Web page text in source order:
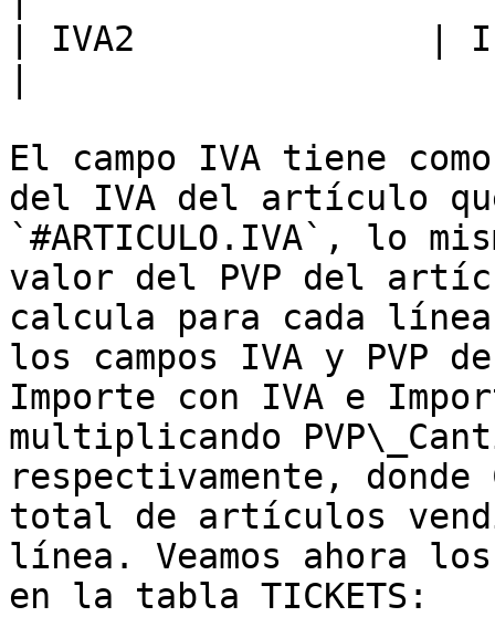
| IVA2              |
El campo IVA tiene
del IVA del artículo
`#ARTICULO.IVA`, lo
valor del PVP del
calcula para cada
los campos IVA y PVP
Importe con IVA e
multiplicando
respectivamente,
total de artículos
línea. Veamos ahora
en la tabla TICKETS: